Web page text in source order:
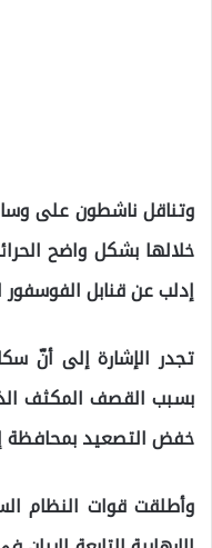
وتناقل ناشطون على
خلالها بشكل واضح
إدلب عن قنابل الفوسفور
تجدر الإشارة إلى أنّ
بسبب القصف المكثف
خفض التصعيد بمحافظة
وأطلقت قوات النظام